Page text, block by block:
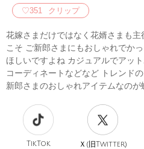
♡351 クリップ
花嫁さまだけではなく花婿さまも
こそ ご新郎さまにもおしゃれでか
ほしいですよね カジュアルでアッ
コーディネートなどなど トレンド
新郎さまのおしゃれアイテムなの
TikTok Ｘ(旧Twitter)